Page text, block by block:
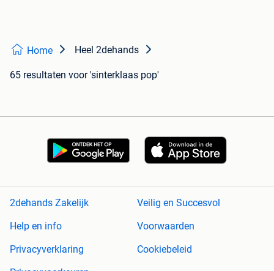
Home Heel 2dehands
65 resultaten voor 'sinterklaas pop'
2dehands Zakelijk
Veilig en Succesvol
Help en info
Voorwaarden
Privacyverklaring
Cookiebeleid